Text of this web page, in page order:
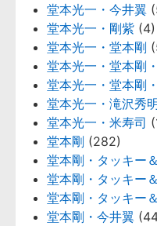
堂本光一・今井翼
堂本光一・剛紫 (4)
堂本光一・堂本剛
堂本光一・堂本剛
堂本光一・堂本剛
堂本光一・滝沢秀
堂本光一・米寿司
堂本剛 (282)
堂本剛・タッキー
堂本剛・タッキー
堂本剛・タッキー
堂本剛・今井翼